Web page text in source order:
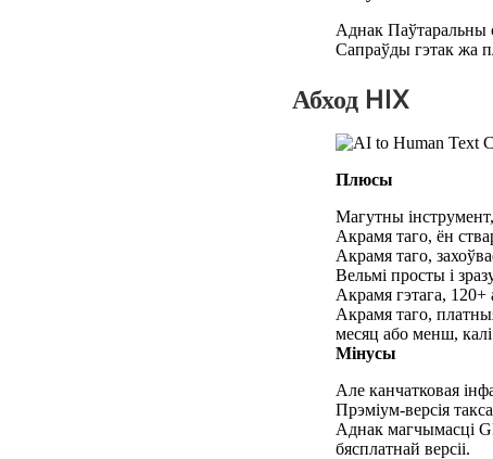
Аднак Паўтаральны
Сапраўды гэтак жа
Абход HIX
Плюсы
Магутны
Акрамя таго, ён
Акрамя таго,
Вельмі просты і
Акрамя гэтага, 120+
Акрамя таго,
месяц або менш,
Мінусы
Але канчатковая
Прэміум-версія
Аднак магчымасці
бясплатнай версіі.